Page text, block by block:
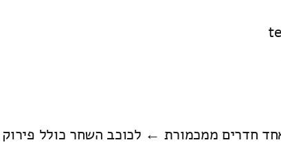
חדרים ממכמורת ← לכוכב השחר כולל